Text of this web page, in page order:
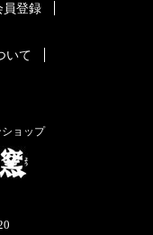
ョップ
員登録
いて